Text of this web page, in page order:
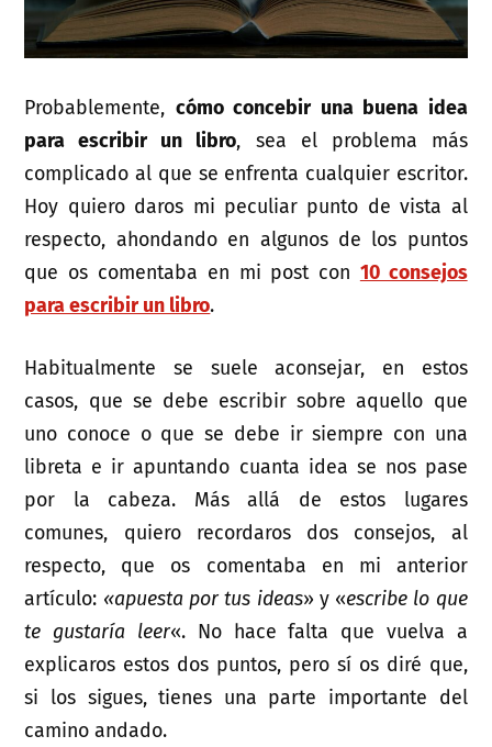
Probablemente, cómo concebir una buena idea
para escribir un libro, sea el problema más
complicado al que se enfrenta cualquier escritor.
Hoy quiero daros mi peculiar punto de vista al
respecto, ahondando en algunos de los puntos
que os comentaba en mi post con 10 consejos
para escribir un libro.
Habitualmente se suele aconsejar, en estos
casos, que se debe escribir sobre aquello que
uno conoce o que se debe ir siempre con una
libreta e ir apuntando cuanta idea se nos pase
por la cabeza. Más allá de estos lugares
comunes, quiero recordaros dos consejos, al
respecto, que os comentaba en mi anterior
artículo: «apuesta por tus ideas» y «escribe lo que
te gustaría leer«. No hace falta que vuelva a
explicaros estos dos puntos, pero sí os diré que,
si los sigues, tienes una parte importante del
camino andado.